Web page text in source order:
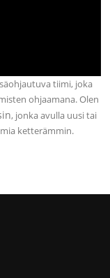
tiimi, joka
ohjaamana. Olen
, jonka avulla uusi tai
ketterämmin.